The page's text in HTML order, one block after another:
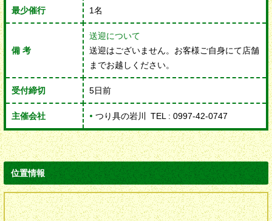
最少催行 1名
備 考
送迎について
送迎はございません。お客様ご自身にて店舗
までお越しください。
受付締切 5日前
主催会社 つり具の岩川 TEL : 0997-42-0747
位置情報